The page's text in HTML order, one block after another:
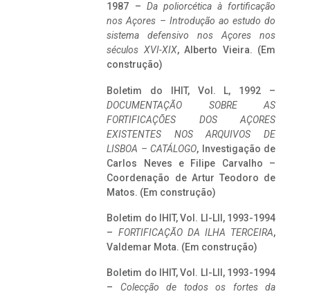
1987 – Da poliorcética à fortificação
nos Açores – Introdução ao estudo do
sistema defensivo nos Açores nos
séculos XVI-XIX, Alberto Vieira. (Em
construção)
Boletim do IHIT, Vol. L, 1992 –
DOCUMENTAÇÃO SOBRE AS
FORTIFICAÇÕES DOS AÇORES
EXISTENTES NOS ARQUIVOS DE
LISBOA – CATÁLOGO, Investigação de
Carlos Neves e Filipe Carvalho –
Coordenação de Artur Teodoro de
Matos. (Em construção)
Boletim do IHIT, Vol. LI-LII, 1993-1994
– FORTIFICAÇÃO DA ILHA TERCEIRA,
Valdemar Mota. (Em construção)
Boletim do IHIT, Vol. LI-LII, 1993-1994
– Colecção de todos os fortes da